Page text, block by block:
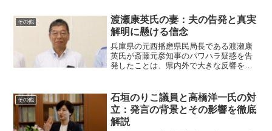
人々が二人の活動に注目しています。本
記事では、御茶漬海苔先生の視力...
その他
渡瀬康英氏の妻：夫の告発と真実
解明に懸ける信念
兵庫県の元西播磨県民局長である渡瀬康
英氏が斎藤元彦知事のパワハラ疑惑を告
発したことは、県内外で大きな反響を呼
に関心が寄せられています。その中で注
目を集めているのが...
その他
石垣のりこ議員と高橋洋一氏の対
立：発言の背景とその影響を徹底
解説